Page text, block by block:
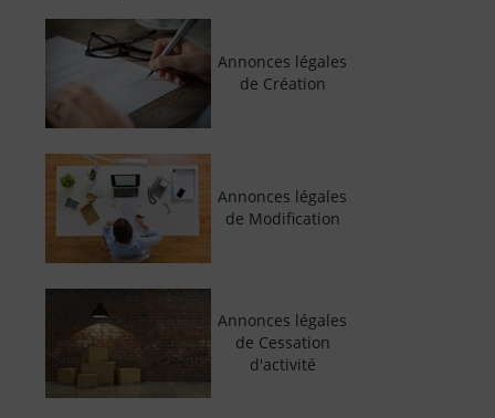
Annonces légales
de Création
Annonces légales
de Modification
Annonces légales
de Cessation
d'activité